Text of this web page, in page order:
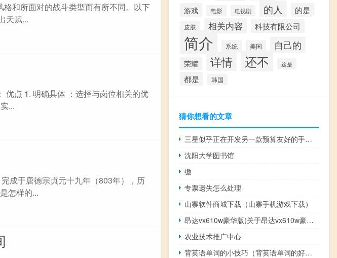
和所面对的战斗类型而有所不同。以下
天赋...
优点 1. 明确具体 ：选择与岗位相关的优
...
成于唐德宗贞元十九年（803年），历
怎样的...
游戏 电影 电视剧 的人 的是
皮肤 相关内容 科技有限公司
简介 系统 美国 自己的
荣耀 详情 还不 这是
都是 韩国
猜你想看的文章
三星似乎正在开发另一款预算友好的手机Galaxy A12
沈阳大学图书馆
缴
专票遗失怎么处理
山寨软件商城下载（山寨手机游戏下载）
昂达vx610w豪华版(关于昂达vx610w豪华版的简介)
农业技术推广中心
背英语单词的小技巧（背英语单词的好方法）